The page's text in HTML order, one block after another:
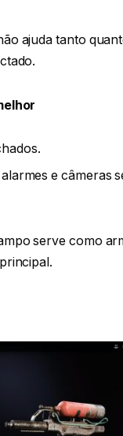
ajuda tanto
e câmeras
serve como